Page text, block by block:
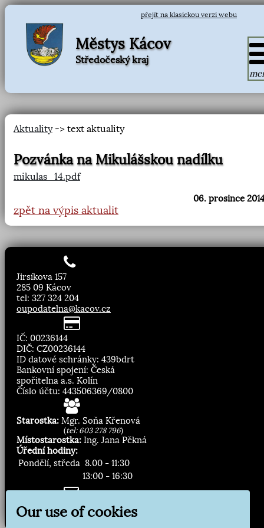
přejít na klasickou verzi webu
Městys Kácov
Středočeský kraj
Aktuality-> text aktuality
Pozvánka na Mikulášskou nadílku
mikulas_14.pdf
06. prosince
zpět na výpis aktualit
Jirsíkova 157
285 09 Kácov
tel: 327 324 204
oupodatelna@kacov.cz
IČ: 00236144
DIČ: CZ00236144
ID datové schránky: 439bdrt
Bankovní spojení: Česká
spořitelna a.s. Kolín
Číslo účtu: 443506369/0800
Starostka: Mgr. Soňa Křenová
(tel: 603 278 796)
Místostarostka: Ing. Jana Pěkná
Úřední hodiny:
Pondělí, středa 8.00 - 11:30
13:00 - 16:30
Zasílání novinek:
Our use of cookies